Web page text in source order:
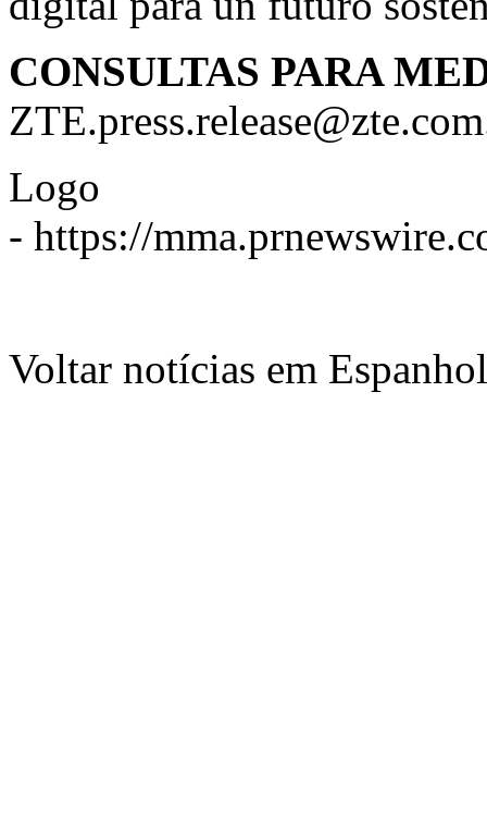
CONSULTAS PARA
Logo
- https://
Voltar notícias em Espanhol